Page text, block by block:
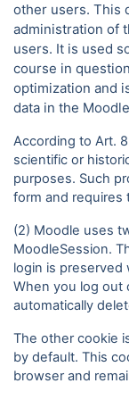
other users. This
administration of
users. It is used
course in
optimization and
data in the
According to Art.
scientific or
purposes. Such
form and requires
(2) Moodle uses
MoodleSession.
login is preserved
When you log out
automatically
The other cookie
by default. This
browser and